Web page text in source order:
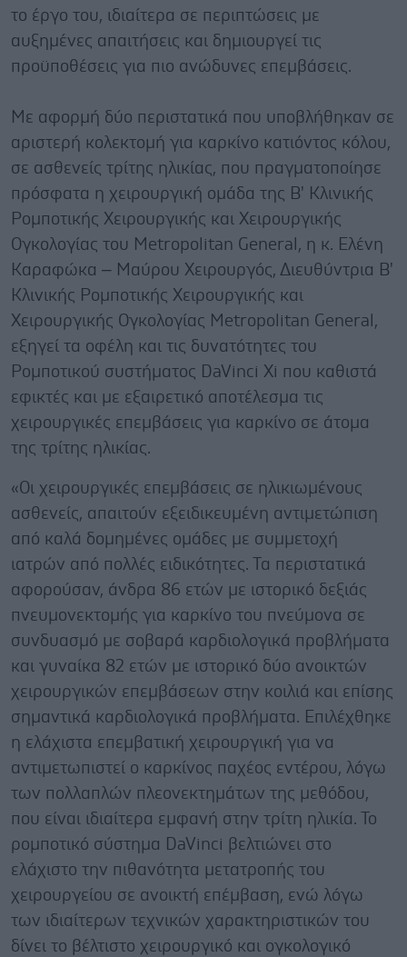
το έργο του, ιδιαίτερα σε περιπτώσεις με
αυξημένες απαιτήσεις και δημιουργεί τις
προϋποθέσεις για πιο ανώδυνες επεμβάσεις.
Με αφορμή δύο περιστατικά που υποβλήθηκαν σε
αριστερή κολεκτομή για καρκίνο κατιόντος κόλου,
σε ασθενείς τρίτης ηλικίας, που πραγματοποίησε
πρόσφατα η χειρουργική ομάδα της Β' Κλινικής
Ρομποτικής Χειρουργικής και Χειρουργικής
Ογκολογίας του Metropolitan General, η κ. Ελένη
Καραφώκα – Μαύρου Χειρουργός, Διευθύντρια Β'
Κλινικής Ρομποτικής Χειρουργικής και
Χειρουργικής Ογκολογίας Metropolitan General,
εξηγεί τα οφέλη και τις δυνατότητες του
Ρομποτικού συστήματος DaVinci Xi που καθιστά
εφικτές και με εξαιρετικό αποτέλεσμα τις
χειρουργικές επεμβάσεις για καρκίνο σε άτομα
της τρίτης ηλικίας.
«Οι χειρουργικές επεμβάσεις σε ηλικιωμένους
ασθενείς, απαιτούν εξειδικευμένη αντιμετώπιση
από καλά δομημένες ομάδες με συμμετοχή
ιατρών από πολλές ειδικότητες. Τα περιστατικά
αφορούσαν, άνδρα 86 ετών με ιστορικό δεξιάς
πνευμονεκτομής για καρκίνο του πνεύμονα σε
συνδυασμό με σοβαρά καρδιολογικά προβλήματα
και γυναίκα 82 ετών με ιστορικό δύο ανοικτών
χειρουργικών επεμβάσεων στην κοιλιά και επίσης
σημαντικά καρδιολογικά προβλήματα. Επιλέχθηκε
η ελάχιστα επεμβατική χειρουργική για να
αντιμετωπιστεί ο καρκίνος παχέος εντέρου, λόγω
των πολλαπλών πλεονεκτημάτων της μεθόδου,
που είναι ιδιαίτερα εμφανή στην τρίτη ηλικία. Το
ρομποτικό σύστημα DaVinci βελτιώνει στο
ελάχιστο την πιθανότητα μετατροπής του
χειρουργείου σε ανοικτή επέμβαση, ενώ λόγω
των ιδιαίτερων τεχνικών χαρακτηριστικών του
δίνει το βέλτιστο χειρουργικό και ογκολογικό